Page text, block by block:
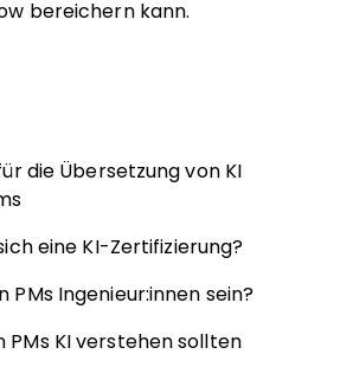
bereichern kann.
die Übersetzung von KI
eine KI-Zertifizierung?
PMs Ingenieur:innen sein?
PMs KI verstehen sollten